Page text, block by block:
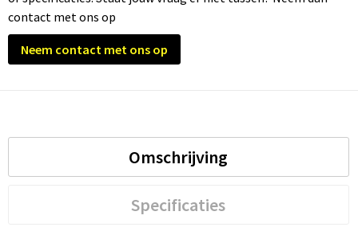
contact met ons op
Neem contact met ons op
Omschrijving
Specificaties